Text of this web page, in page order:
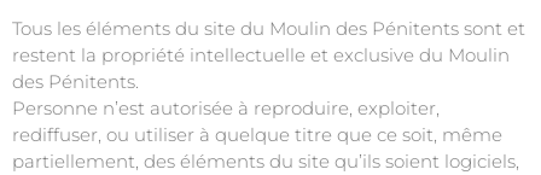
Tous les éléments du site du Moulin des Pénitents sont et
restent la propriété intellectuelle et exclusive du Moulin
des Pénitents.
Personne n’est autorisée à reproduire, exploiter,
rediffuser, ou utiliser à quelque titre que ce soit, même
partiellement, des éléments du site qu’ils soient logiciels,